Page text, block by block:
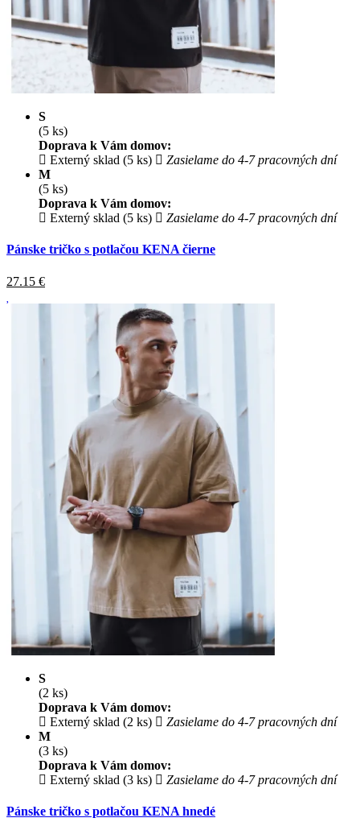
S
(5 ks)
Doprava k Vám domov:
Externý sklad (5 ks)
Zasielame do 4-7 pracovných dní
M
(5 ks)
Doprava k Vám domov:
Externý sklad (5 ks)
Zasielame do 4-7 pracovných dní
Pánske tričko s potlačou KENA čierne
27.15 €
S
(2 ks)
Doprava k Vám domov:
Externý sklad (2 ks)
Zasielame do 4-7 pracovných dní
M
(3 ks)
Doprava k Vám domov:
Externý sklad (3 ks)
Zasielame do 4-7 pracovných dní
Pánske tričko s potlačou KENA hnedé